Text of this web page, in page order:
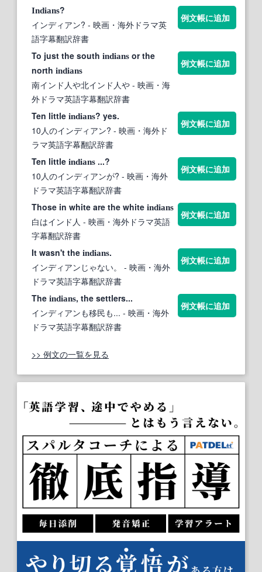
Indians?
インディアン? - 映画・海外ドラマ英
語字幕翻訳辞書
例文帳に追加
To just the south indians or the
north indians
南インド人や北インド人や - 映画・海
外ドラマ英語字幕翻訳辞書
例文帳に追加
Ten little indians? yes.
10人のインディアン? - 映画・海外ド
ラマ英語字幕翻訳辞書
例文帳に追加
Ten little indians ...?
10人のインディアンが? - 映画・海外
ドラマ英語字幕翻訳辞書
例文帳に追加
Those in white are the white indians
白はインド人 - 映画・海外ドラマ英語
字幕翻訳辞書
例文帳に追加
It wasn't the indians.
インディアンじゃない。
- 映画・海外
ドラマ英語字幕翻訳辞書
例文帳に追加
The indians, the settlers...
インディアンも移民も... - 映画・海外
ドラマ英語字幕翻訳辞書
例文帳に追加
>> 例文の一覧を見る